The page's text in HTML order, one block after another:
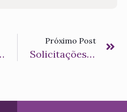
Da Hanseníase
Próximo Post
Solicitações Da Ação TECHansen Serão Retomadas Em Janeiro De 2025